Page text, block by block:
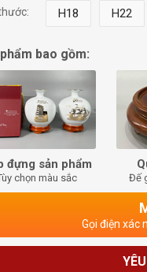
H18 H22
bao gồm:
đựng sản phẩm
chọn màu sắc Đế
Gọi điện xác